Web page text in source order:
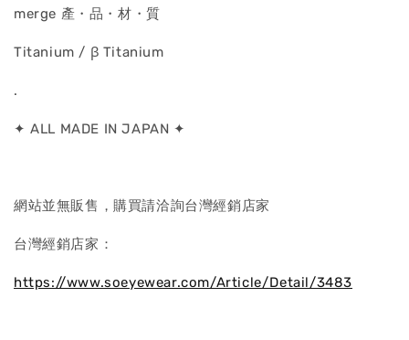
merge 產・品・材・質
Titanium / ꞵ Titanium
.
✦ ALL MADE IN JAPAN ✦
網站並無販售，購買請洽詢台灣經銷店家
台灣經銷店家：
https://www.soeyewear.com/Article/Detail/3483